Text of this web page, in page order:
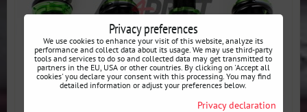
Privacy preferences
We use cookies to enhance your visit of this website, analyze its
performance and collect data about its usage. We may use third-party
tools and services to do so and collected data may get transmitted to
partners in the EU, USA or other countries. By clicking on 'Accept all
cookies' you declare your consent with this processing. You may find
detailed information or adjust your preferences below.
Privacy declaration